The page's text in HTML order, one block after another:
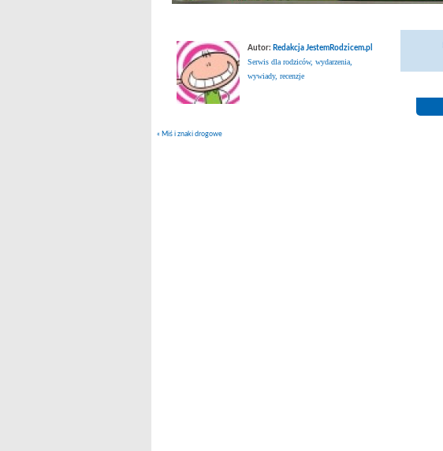
Autor: Redakcja JestemRodzicem.pl
Serwis dla rodziców, wydarzenia,
wywiady, recenzje
« Miś i znaki drogowe